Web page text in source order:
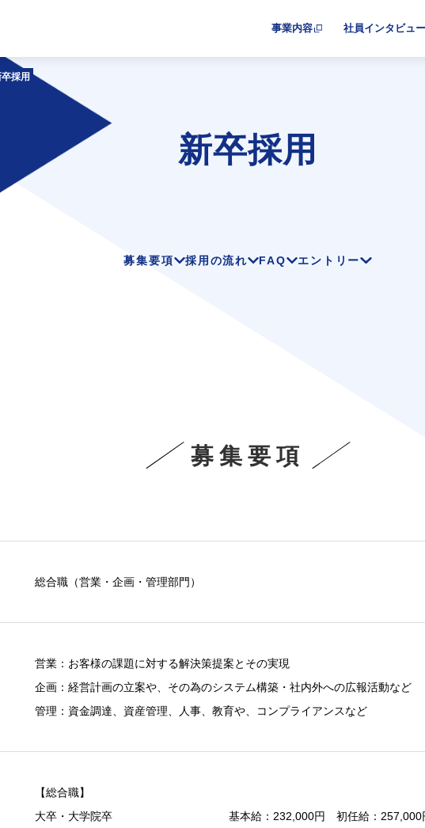
事業内容 社員インタビュー
新卒採用
採用
募集要項 採用の流れ FAQ エントリー
募集要項
総合職（営業・企画・管理部門）
営業：お客様の課題に対する解決策提案とその実現
企画：経営計画の立案や、その為のシステム構築・社内外への広報活動など
管理：資金調達、資産管理、人事、教育や、コンプライアンスなど
【総合職】
大卒・大学院卒
基本給：232,000円 初任給：257,000